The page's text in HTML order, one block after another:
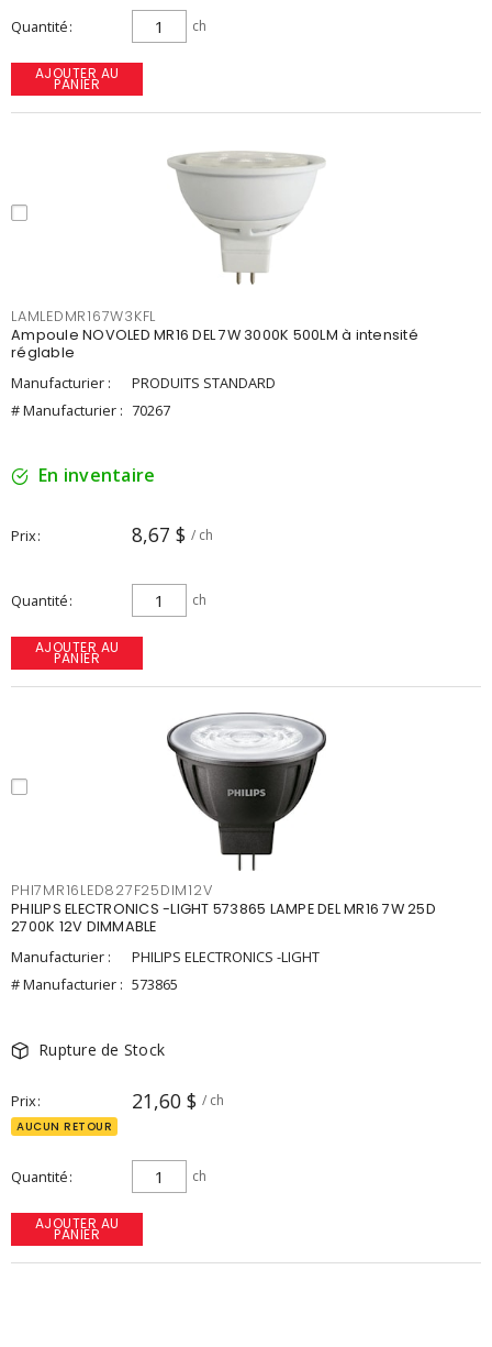
Quantité ch
AJOUTER AU
PANIER
LAMLEDMR167W3KFL
Ampoule NOVOLED MR16 DEL 7W 3000K 500LM à intensité
réglable
Manufacturier :
PRODUITS STANDARD
# Manufacturier : 70267
En inventaire
Prix 8,67 $ / ch
Quantité ch
AJOUTER AU
PANIER
PHI7MR16LED827F25DIM12V
PHILIPS ELECTRONICS -LIGHT 573865 LAMPE DEL MR16 7W 25D
2700K 12V DIMMABLE
Manufacturier :
PHILIPS ELECTRONICS -LIGHT
# Manufacturier : 573865
Rupture de Stock
Prix 21,60 $ / ch
AUCUN RETOUR
Quantité ch
AJOUTER AU
PANIER